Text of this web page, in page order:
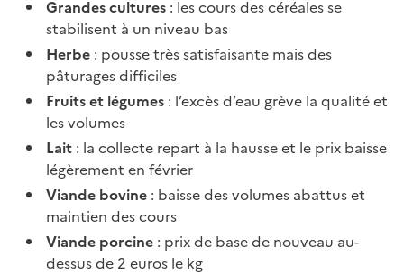
Grandes cultures : les cours des céréales se
stabilisent à un niveau bas
Herbe : pousse très satisfaisante mais des
pâturages difficiles
Fruits et légumes : l’excès d’eau grève la qualité et
les volumes
Lait : la collecte repart à la hausse et le prix baisse
légèrement en février
Viande bovine : baisse des volumes abattus et
maintien des cours
Viande porcine : prix de base de nouveau au-
dessus de 2 euros le kg